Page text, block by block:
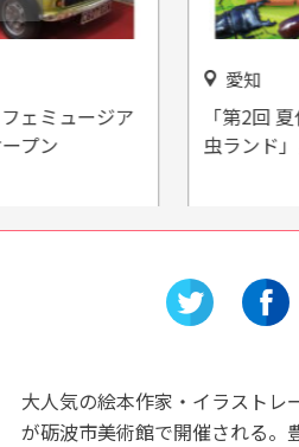
ージア
「第2回 夏休み！
虫ランド」星ヶ
大人気の絵本作家・イラストレ
が砺波市美術館で開催される。